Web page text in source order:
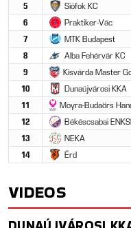
5
Siófok KC
6
Praktiker-Vác
7
MTK Budapest
8
Alba Fehérvár KC
9
Kisvárda Master
10
Dunaújvárosi KKA
11
Moyra-Budaörs
12
Békéscsabai
13
NEKA
14
Érd
VIDEOS